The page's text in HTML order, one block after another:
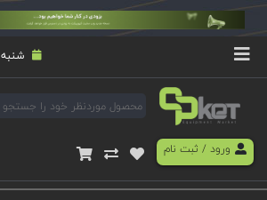
شنبه 17 مرداد 1405
ورود/ ثبت نام